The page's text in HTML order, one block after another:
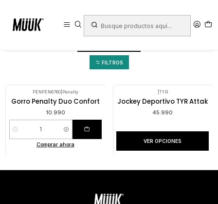
Gorros y Jockeys
FILTROS
PENPEN6760| Penalty
Gorro Penalty Duo Confort
10.990
Cantidad
Comprar ahora
TYR
Jockey Deportivo TYR Attak
45.990
VER OPCIONES